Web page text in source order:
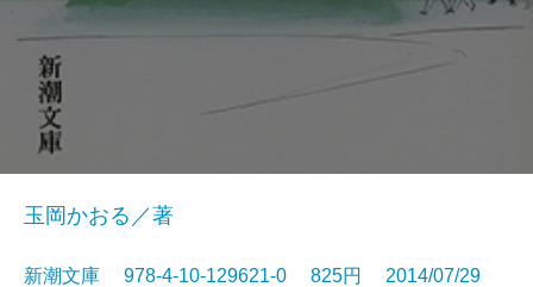
玉岡かおる／著
新潮文庫 978-4-10-129621-0 825円 2014/07/29